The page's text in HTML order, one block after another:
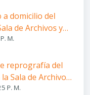
domicilio del
de Archivos y
M.
reprografía del
Sala de Archivos
P. M.